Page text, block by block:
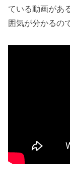
ている動画があ
囲気が分かるの